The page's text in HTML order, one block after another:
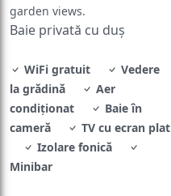
garden views.
Baie privată cu duș
WiFi gratuit
Vedere
la grădină
Aer
condiţionat
Baie în
cameră
TV cu ecran plat
Izolare fonică
Minibar